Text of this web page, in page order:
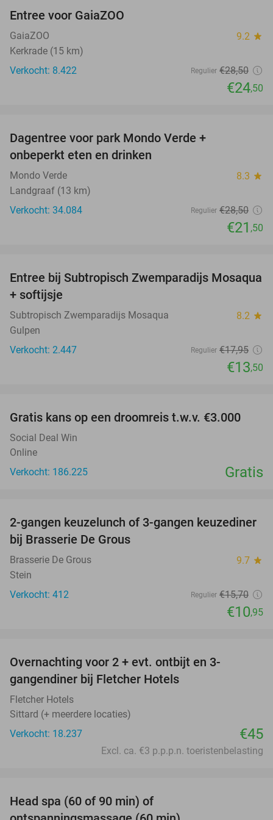
Entree voor GaiaZOO
GaiaZOO 9.2 star
Kerkrade (15 km)
Verkocht: 8.422
Regulier €28,50
€24,50
Dagentree voor park Mondo Verde +
onbeperkt eten en drinken
Mondo Verde 8.3 star
Landgraaf (13 km)
Verkocht: 34.084
Regulier €28,50
€21 ,50
25%
Entree bij Subtropisch Zwemparadijs Mosaqua
+ softijsje
Subtropisch Zwemparadijs Mosaqua 8.2 star
Gulpen
Verkocht: 2.447
Regulier €17,95
€13,50
Gratis kans op een droomreis t.w.v. €3.000
Social Deal Win
Online
Verkocht: 186.225
Gratis
30%
2-gangen keuzelunch of 3-gangen keuzediner
bij Brasserie De Grous
Brasserie De Grous 9.7 star
Stein
Verkocht: 412
Regulier €15,70
€10,95
Overnachting voor 2 + evt. ontbijt en 3-
gangendiner bij Fletcher Hotels
Fletcher Hotels
Sittard (+ meerdere locaties)
Verkocht: 18.237
€45
Excl. ca. €3 p.p.p.n. toeristenbelasting
Head spa (60 of 90 min) of